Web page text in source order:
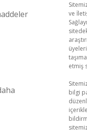
ve
etmiş
bilgi